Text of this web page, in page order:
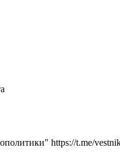
https://t.me/